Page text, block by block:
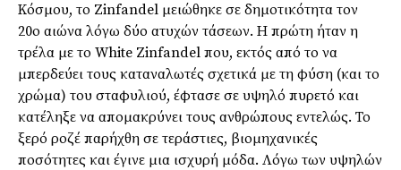
Κόσμου, το Zinfandel μειώθηκε σε δημοτικότητα τον
20ο αιώνα λόγω δύο ατυχών τάσεων. Η πρώτη ήταν η
τρέλα με το White Zinfandel που, εκτός από το να
μπερδεύει τους καταναλωτές σχετικά με τη φύση (και το
χρώμα) του σταφυλιού, έφτασε σε υψηλό πυρετό και
κατέληξε να απομακρύνει τους ανθρώπους εντελώς. Το
ξερό ροζέ παρήχθη σε τεράστιες, βιομηχανικές
ποσότητες και έγινε μια ισχυρή μόδα. Λόγω των υψηλών